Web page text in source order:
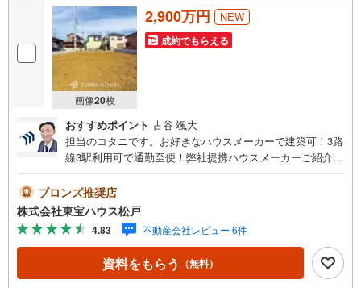
画像20枚
2,900万円 NEW
成約でもらえる
おすすめポイント 古谷 颯大
担当のコタニです。お好きなハウスメーカーで建築可！3路
線3駅利用可で通勤至便！弊社提携ハウスメーカーご紹介
ブロンズ推奨店
株式会社東宝ハウス松戸
4.83 不動産会社レビュー 6件
資料をもらう （無料）